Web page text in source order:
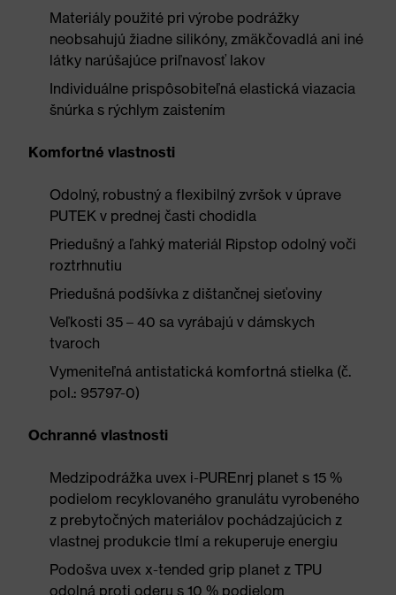
Materiály použité pri výrobe podrážky
neobsahujú žiadne silikóny, zmäkčovadlá ani iné
látky narúšajúce priľnavosť lakov
Individuálne prispôsobiteľná elastická viazacia
šnúrka s rýchlym zaistením
Komfortné vlastnosti
Odolný, robustný a flexibilný zvršok v úprave
PUTEK v prednej časti chodidla
Priedušný a ľahký materiál Ripstop odolný voči
roztrhnutiu
Priedušná podšívka z dištančnej sieťoviny
Veľkosti 35 – 40 sa vyrábajú v dámskych
tvaroch
Vymeniteľná antistatická komfortná stielka (č.
pol.: 95797-0)
Ochranné vlastnosti
Medzipodrážka uvex i-PUREnrj planet s 15 %
podielom recyklovaného granulátu vyrobeného
z prebytočných materiálov pochádzajúcich z
vlastnej produkcie tlmí a rekuperuje energiu
Podošva uvex x-tended grip planet z TPU
odolná proti oderu s 10 % podielom